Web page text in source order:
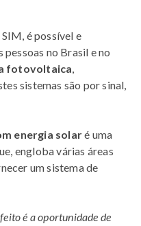
é possível e
pessoas no Brasil e no
fotovoltaica,
sistemas são por sinal,
energia solaré uma
engloba várias áreas
um sistema de
é a oportunidade de